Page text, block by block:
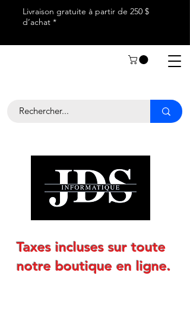
Livraison gratuite à partir de 250 $
d’achat *
Taxes incluses sur toute
notre boutique en ligne.